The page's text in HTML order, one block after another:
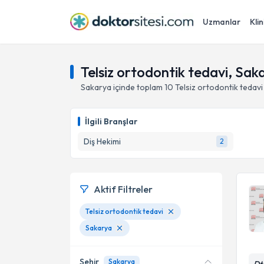
Uzmanlar
Telsiz ortodontik tedavi,
Sakarya içinde toplam 10 Telsiz ortodontik tedavi
İlgili Branşlar
Diş Hekimi
2
Aktif Filtreler
Telsiz ortodontik tedavi
Sakarya
Şehir Sakarya